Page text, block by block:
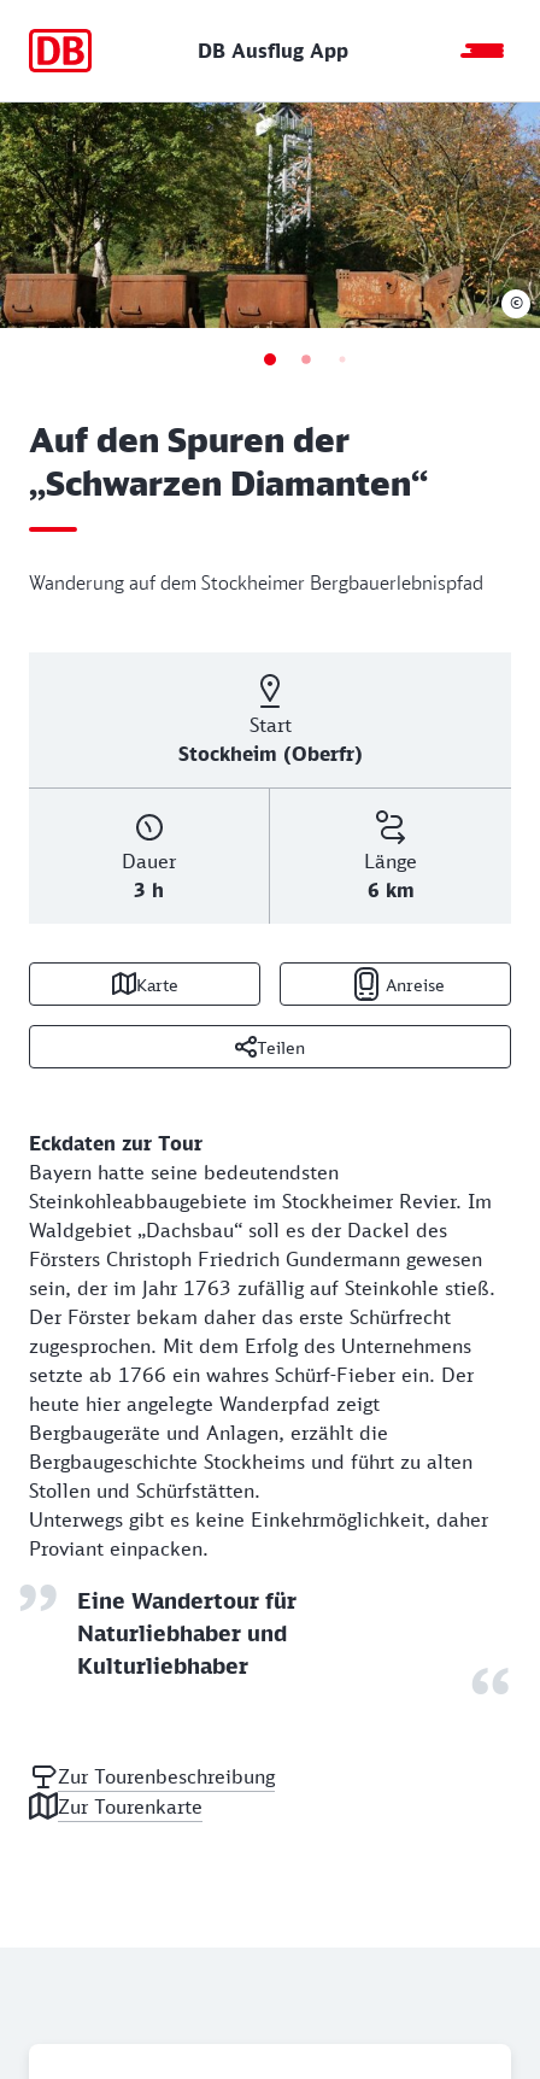
DB Ausflug App
Auf den Spuren der
„Schwarzen Diamanten“
Wanderung auf dem Stockheimer Bergbauerlebnispfad
Start
Stockheim (Oberfr)
Dauer
3 h
Länge
6 km
Karte Anreise
Teilen
©
Eckdaten zur Tour
Bayern hatte seine bedeutendsten
Steinkohleabbaugebiete im Stockheimer Revier. Im
Waldgebiet „Dachsbau“ soll es der Dackel des
Försters Christoph Friedrich Gundermann gewesen
sein, der im Jahr 1763 zufällig auf Steinkohle stieß.
Der Förster bekam daher das erste Schürfrecht
zugesprochen. Mit dem Erfolg des Unternehmens
setzte ab 1766 ein wahres Schürf-Fieber ein. Der
heute hier angelegte Wanderpfad zeigt
Bergbaugeräte und Anlagen, erzählt die
Bergbaugeschichte Stockheims und führt zu alten
Stollen und Schürfstätten.
Unterwegs gibt es keine Einkehrmöglichkeit, daher
Proviant einpacken.
Eine Wandertour für
Naturliebhaber und
Kulturliebhaber
Zur Tourenbeschreibung
Zur Tourenkarte